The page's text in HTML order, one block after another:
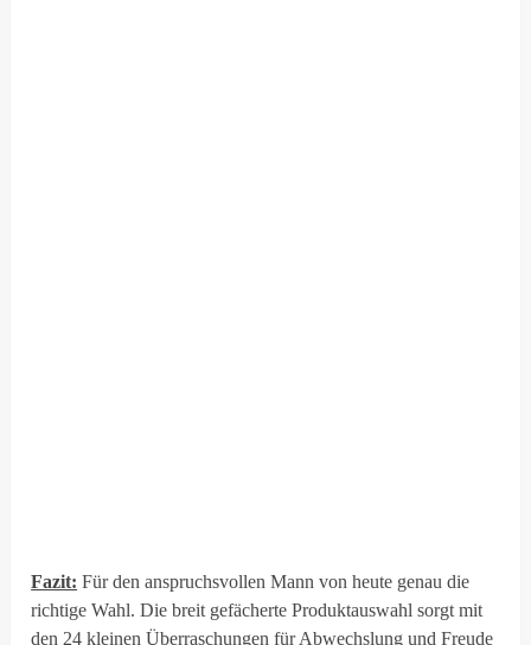
Fazit: Für den anspruchsvollen Mann von heute genau die
richtige Wahl. Die breit gefächerte Produktauswahl sorgt mit
den 24 kleinen Überraschungen für Abwechslung und Freude